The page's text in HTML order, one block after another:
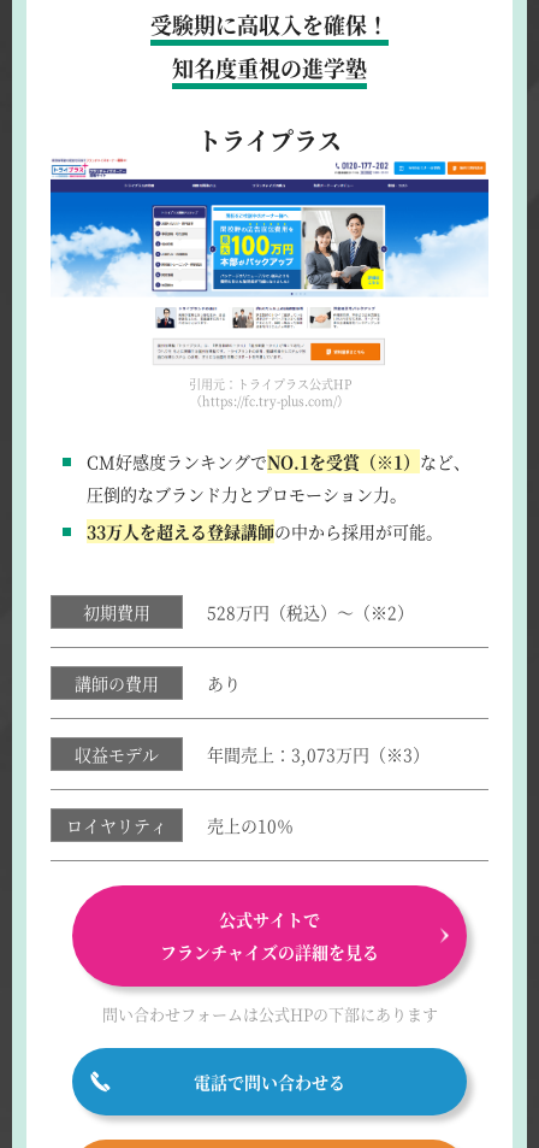
受験期に高収入を確保！
知名度重視の進学塾
トライプラス
引用元：トライプラス公式HP
（https://fc.try-plus.com/）
CM好感度ランキングでNO.1を受賞（※1） など、
圧倒的なブランド力とプロモーション力。
33万人を超える登録講師の中から採用が可能。
初期費用 528万円（税込）～（※2）
講師の費用 あり
収益モデル 年間売上：3,073万円（※3）
ロイヤリティ 売上の10％
公式サイトで
フランチャイズの詳細を見る
問い合わせフォームは公式HPの下部にあります
電話で問い合わせる